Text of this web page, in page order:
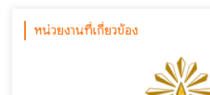
หน่วยงานที่เกี่ยวข้อง